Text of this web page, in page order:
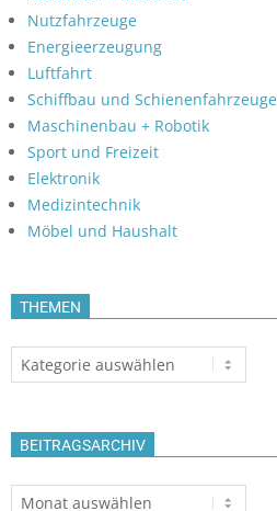
Nutzfahrzeuge
Energieerzeugung
Luftfahrt
Schiffbau und Schienenfahrzeuge
Maschinenbau + Robotik
Sport und Freizeit
Elektronik
Medizintechnik
Möbel und Haushalt
THEMEN
Themen
BEITRAGSARCHIV
Beitragsarchiv